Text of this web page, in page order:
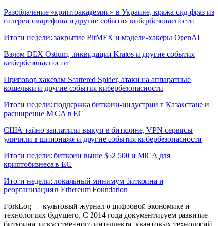
Разоблачение «криптоакадемии» в Украине, кража сид-фраз из
галереи смартфона и другие события кибербезопасности
Итоги недели: закрытие BitMEX и модели-хакеры OpenAI
Взлом DEX Ostium, ликвидация Kratos и другие события
кибербезопасности
Приговор хакерам Scattered Spider, атаки на аппаратные
кошельки и другие события кибербезопасности
Итоги недели: поддержка биткоин-индустрии в Казахстане и
расширение MiCA в ЕС
США тайно заплатили выкуп в биткоине, VPN-сервисы
уличили в шпионаже и другие события кибербезопасности
Итоги недели: биткоин выше $62 500 и MiCA для
криптобизнеса в ЕС
Итоги недели: локальный минимум биткоина и
реорганизация в Ethereum Foundation
ForkLog — культовый журнал о цифровой экономике и
технологиях будущего. С 2014 года документируем развитие
биткоина, искусственного интеллекта, квантовых технологий